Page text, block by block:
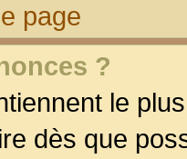
page
?
le
dès que